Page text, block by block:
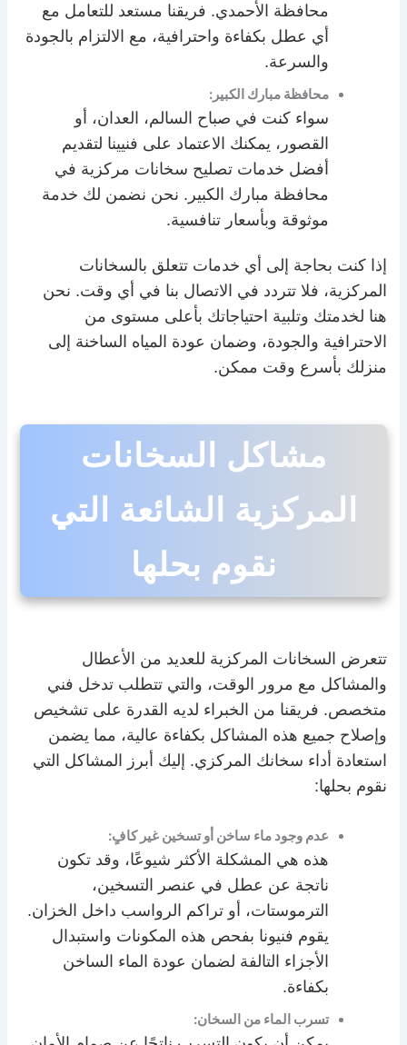
محافظة الأحمدي. فريقنا مستعد للتعامل مع
أي عطل بكفاءة واحترافية، مع الالتزام بالجودة
والسرعة.
محافظة مبارك الكبير:
سواء كنت في صباح السالم، العدان، أو
القصور، يمكنك الاعتماد على فنيينا لتقديم
أفضل خدمات تصليح سخانات مركزية في
محافظة مبارك الكبير. نحن نضمن لك خدمة
موثوقة وبأسعار تنافسية.
إذا كنت بحاجة إلى أي خدمات تتعلق بالسخانات
المركزية، فلا تتردد في الاتصال بنا في أي وقت. نحن
هنا لخدمتك وتلبية احتياجاتك بأعلى مستوى من
الاحترافية والجودة، وضمان عودة المياه الساخنة إلى
منزلك بأسرع وقت ممكن.
مشاكل السخانات
المركزية الشائعة التي
نقوم بحلها
تتعرض السخانات المركزية للعديد من الأعطال
والمشاكل مع مرور الوقت، والتي تتطلب تدخل فني
متخصص. فريقنا من الخبراء لديه القدرة على تشخيص
وإصلاح جميع هذه المشاكل بكفاءة عالية، مما يضمن
استعادة أداء سخانك المركزي. إليك أبرز المشاكل التي
نقوم بحلها:
عدم وجود ماء ساخن أو تسخين غير كافٍ:
هذه هي المشكلة الأكثر شيوعًا، وقد تكون
ناتجة عن عطل في عنصر التسخين،
الترموستات، أو تراكم الرواسب داخل الخزان.
يقوم فنيونا بفحص هذه المكونات واستبدال
الأجزاء التالفة لضمان عودة الماء الساخن
بكفاءة.
تسرب الماء من السخان: